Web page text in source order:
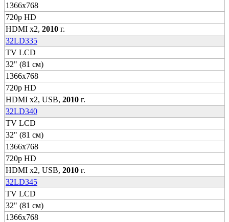
1366x768
720p HD
HDMI x2, 2010 г.
32LD335
TV LCD
32" (81 см)
1366x768
720p HD
HDMI x2, USB, 2010 г.
32LD340
TV LCD
32" (81 см)
1366x768
720p HD
HDMI x2, USB, 2010 г.
32LD345
TV LCD
32" (81 см)
1366x768